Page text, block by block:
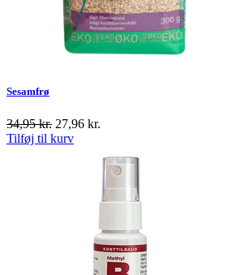
Sesamfrø
34,95kr. 27,96 kr.
Tilføj til kurv